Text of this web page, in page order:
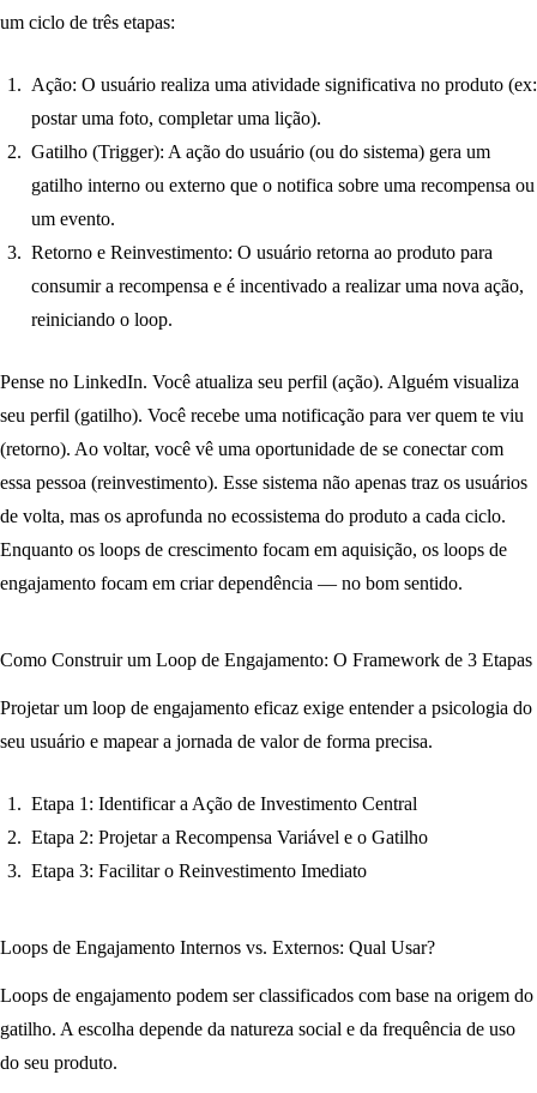
um ciclo de três etapas:
Ação: O usuário realiza uma atividade significativa no produto (ex:
postar uma foto, completar uma lição).
Gatilho (Trigger): A ação do usuário (ou do sistema) gera um
gatilho interno ou externo que o notifica sobre uma recompensa ou
um evento.
Retorno e Reinvestimento: O usuário retorna ao produto para
consumir a recompensa e é incentivado a realizar uma nova ação,
reiniciando o loop.
Pense no LinkedIn. Você atualiza seu perfil (ação). Alguém visualiza
seu perfil (gatilho). Você recebe uma notificação para ver quem te viu
(retorno). Ao voltar, você vê uma oportunidade de se conectar com
essa pessoa (reinvestimento). Esse sistema não apenas traz os usuários
de volta, mas os aprofunda no ecossistema do produto a cada ciclo.
Enquanto os loops de crescimento focam em aquisição, os loops de
engajamento focam em criar dependência — no bom sentido.
Como Construir um Loop de Engajamento: O Framework de 3 Etapas
Projetar um loop de engajamento eficaz exige entender a psicologia do
seu usuário e mapear a jornada de valor de forma precisa.
Etapa 1: Identificar a Ação de Investimento Central
Etapa 2: Projetar a Recompensa Variável e o Gatilho
Etapa 3: Facilitar o Reinvestimento Imediato
Loops de Engajamento Internos vs. Externos: Qual Usar?
Loops de engajamento podem ser classificados com base na origem do
gatilho. A escolha depende da natureza social e da frequência de uso
do seu produto.